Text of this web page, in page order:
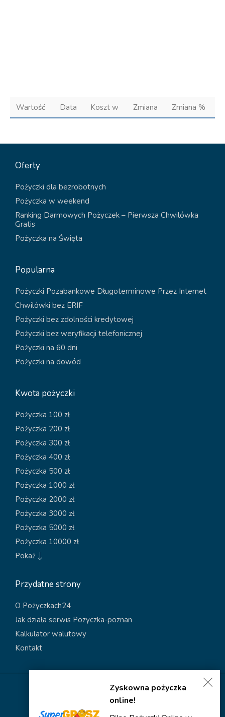
Wartość Data Koszt w Zmiana Zmiana %
Zyskowna pożyczka
online!
Oferty
Pożyczki dla bezrobotnych
Pożyczka w weekend
Ranking Darmowych Pożyczek – Pierwsza Chwilówka
Gratis
Pożyczka na Święta
Popularna
Pożyczki Pozabankowe Długoterminowe Przez Internet
Chwilówki bez ERIF
Pożyczki bez zdolności kredytowej
Pożyczki bez weryfikacji telefonicznej
Pożyczki na 60 dni
Pożyczki na dowód
Kwota pożyczki
Pożyczka 100 zł
Pożyczka 200 zł
Pożyczka 300 zł
Pożyczka 400 zł
Pożyczka 500 zł
Pożyczka 1000 zł
Pożyczka 2000 zł
Pożyczka 3000 zł
Pożyczka 5000 zł
Pożyczka 10000 zł
Pokaż
Przydatne strony
O Pożyczkach24
Jak działa serwis Pozyczka-poznan
Kalkulator walutowy
Kontakt
Polityka dotycząca plików cookies
Polityka prywatności